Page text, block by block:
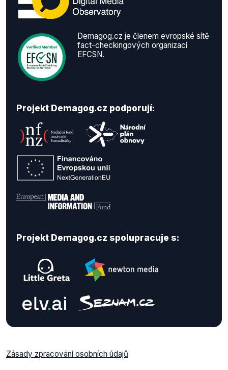
Demagog.cz je členem evropské sítě
fact-checkingových organizací
EFCSN.
Projekt Demagog.cz podporují:
Projekt Demagog.cz spolupracuje s:
Zásady zpracování osobních údajů